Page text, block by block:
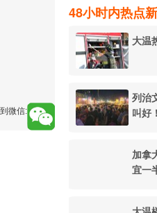
48小时内热点
大温
列治
叫好！
加拿
宜一
微信: